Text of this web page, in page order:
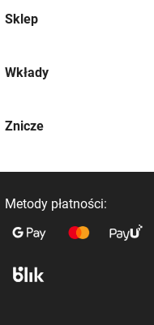
Sklep
Wkłady
Znicze
Metody płatności: